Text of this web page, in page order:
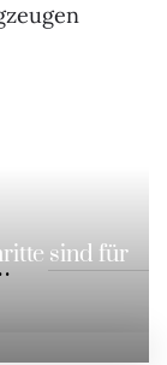
sind für